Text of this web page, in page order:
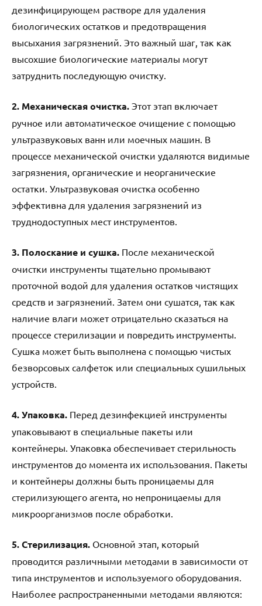
дезинфицирующем растворе для удаления
биологических остатков и предотвращения
высыхания загрязнений. Это важный шаг, так как
высохшие биологические материалы могут
затруднить последующую очистку.
2. Механическая очистка. Этот этап включает
ручное или автоматическое очищение с помощью
ультразвуковых ванн или моечных машин. В
процессе механической очистки удаляются видимые
загрязнения, органические и неорганические
остатки. Ультразвуковая очистка особенно
эффективна для удаления загрязнений из
труднодоступных мест инструментов.
3. Полоскание и сушка. После механической
очистки инструменты тщательно промывают
проточной водой для удаления остатков чистящих
средств и загрязнений. Затем они сушатся, так как
наличие влаги может отрицательно сказаться на
процессе стерилизации и повредить инструменты.
Сушка может быть выполнена с помощью чистых
безворсовых салфеток или специальных сушильных
устройств.
4. Упаковка. Перед дезинфекцией инструменты
упаковывают в специальные пакеты или
контейнеры. Упаковка обеспечивает стерильность
инструментов до момента их использования. Пакеты
и контейнеры должны быть проницаемы для
стерилизующего агента, но непроницаемы для
микроорганизмов после обработки.
5. Стерилизация. Основной этап, который
проводится различными методами в зависимости от
типа инструментов и используемого оборудования.
Наиболее распространенными методами являются: